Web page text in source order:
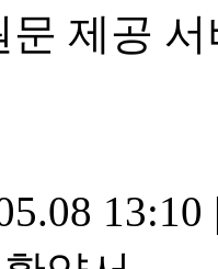
제공
13:10